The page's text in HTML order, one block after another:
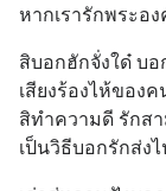
หากเรารักพระอ
สิบอกฮักจั่งใด๋ บ
เสียงร้องไห้ของ
สิทำความดี รักส
เป็นวิธีบอกรักส่ง